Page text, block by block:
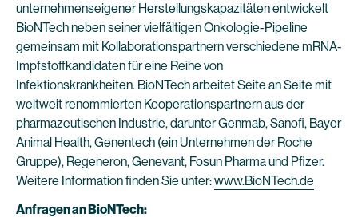
unternehmenseigener Herstellungskapazitäten entwickelt
BioNTech neben seiner vielfältigen Onkologie-Pipeline
gemeinsam mit Kollaborationspartnern verschiedene mRNA-
Impfstoffkandidaten für eine Reihe von
Infektionskrankheiten. BioNTech arbeitet Seite an Seite mit
weltweit renommierten Kooperationspartnern aus der
pharmazeutischen Industrie, darunter Genmab, Sanofi, Bayer
Animal Health, Genentech (ein Unternehmen der Roche
Gruppe), Regeneron, Genevant, Fosun Pharma und Pfizer.
Weitere Information finden Sie unter:www.BioNTech.de
Anfragen an BioNTech: